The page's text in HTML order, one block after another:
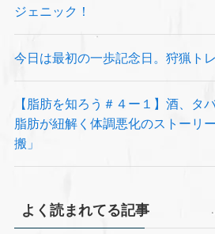
ジェニック！
今日は最初の一歩記念日。狩猟ト
【脂肪を知ろう＃４ー１】酒、タ
脂肪が紐解く体調悪化のストーリ
搬」
よく読まれてる記事